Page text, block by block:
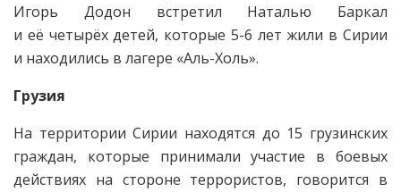
Игорь Додон встретил Наталью Баркал
и её четырёх детей, которые 5-6 лет жили в Сирии
и находились в лагере «Аль-Холь».
Грузия
На территории Сирии находятся до 15 грузинских
граждан, которые принимали участие в боевых
действиях на стороне террористов, говорится в